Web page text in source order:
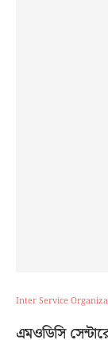
Inter Service
এমওডিসি